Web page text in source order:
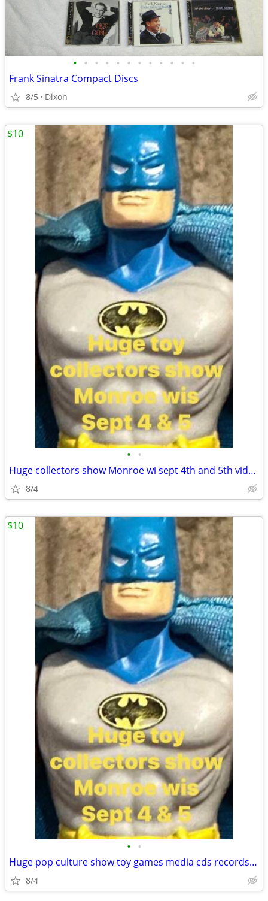
• • • • • • • • • • • •
Frank Sinatra Compact Discs
8/5 Dixon
• •
Huge collectors show Monroe wi sept 4th and 5th video games pokemon
8/4
$10
• •
Huge pop culture show toy games media cds records more Monroe wi
8/4
$10